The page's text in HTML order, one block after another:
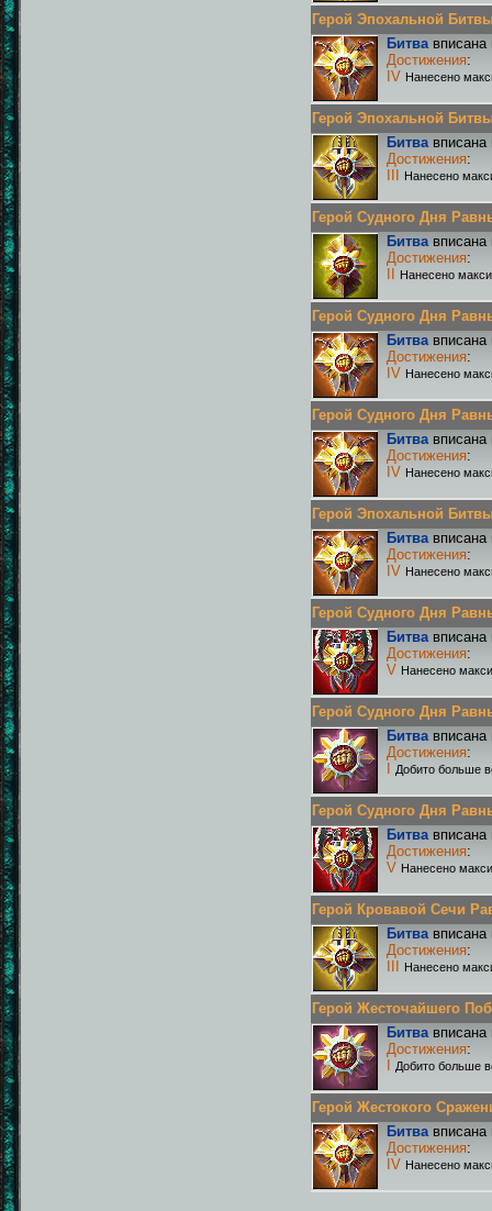
Герой Эпохальной
Битвавписана
Достижения:
IV Нанесено
Герой Эпохальной
Битвавписана
Достижения:
Нанесено
Герой Судного Дня
Битвавписана
Достижения:
Нанесено
Герой Судного Дня
Битвавписана
Достижения:
IV Нанесено
Герой Судного Дня
Битвавписана
Достижения:
IV Нанесено
Герой Эпохальной
Битвавписана
Достижения:
IV Нанесено
Герой Судного Дня
Битвавписана
Достижения:
V Нанесено
Герой Судного Дня
Битвавписана
Достижения:
Добито больше
Герой Судного Дня
Битвавписана
Достижения:
V Нанесено
Герой Кровавой Сечи
Битвавписана
Достижения:
Нанесено
Герой Жесточайшего
Битвавписана
Достижения:
Добито больше
Герой Жестокого
Битвавписана
Достижения:
IV Нанесено